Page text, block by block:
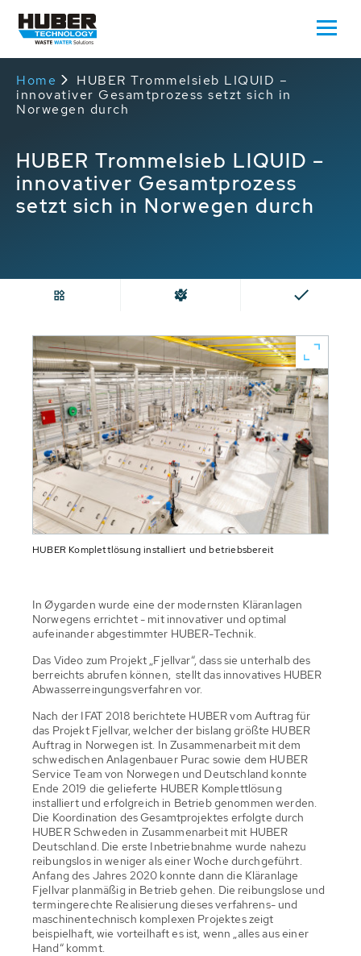
Home
HUBER Trommelsieb LIQUID –
innovativer Gesamtprozess setzt sich in
Norwegen durch
HUBER Trommelsieb LIQUID –
innovativer Gesamtprozess
setzt sich in Norwegen durch
HUBER Komplettlösung installiert und betriebsbereit
In Øygarden wurde eine der modernsten Kläranlagen
Norwegens errichtet - mit innovativer und optimal
aufeinander abgestimmter HUBER-Technik.
Das Video zum Projekt „Fjellvar“, dass sie unterhalb des
berreichts abrufen können, stellt das innovatives HUBER
Abwasserreingungsverfahren vor.
Nach der IFAT 2018 berichtete HUBER vom Auftrag für
das Projekt Fjellvar, welcher der bislang größte HUBER
Auftrag in Norwegen ist. In Zusammenarbeit mit dem
schwedischen Anlagenbauer Purac sowie dem HUBER
Service Team von Norwegen und Deutschland konnte
Ende 2019 die gelieferte HUBER Komplettlösung
installiert und erfolgreich in Betrieb genommen werden.
Die Koordination des Gesamtprojektes erfolgte durch
HUBER Schweden in Zusammenarbeit mit HUBER
Deutschland. Die erste Inbetriebnahme wurde nahezu
reibungslos in weniger als einer Woche durchgeführt.
Anfang des Jahres 2020 konnte dann die Kläranlage
Fjellvar planmäßig in Betrieb gehen. Die reibungslose und
termingerechte Realisierung dieses verfahrens- und
maschinentechnisch komplexen Projektes zeigt
beispielhaft, wie vorteilhaft es ist, wenn „alles aus einer
Hand“ kommt.